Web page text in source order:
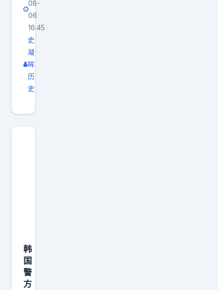
间
8
月
5
日
凌
晨
居
首
尔
的
08-
06
16:45
史
凝
眸
历
史
韩
国
警
方